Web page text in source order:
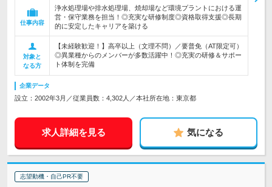
仕事内容
浄水処理場や排水処理場、焼却場など環境プラントにおける運
営・保守業務を担当！◎充実な研修制度◎資格取得支援◎長期
的に安定したキャリアを築ける
対象と
なる方
【未経験歓迎！】高卒以上（文理不問）／要普免（AT限定可）
◎異業種からのメンバーが多数活躍中！◎充実の研修＆サポー
ト体制を完備
企業データ
設立：2002年3月／従業員数：4,302人／本社所在地：東京都
求人詳細を見る 気になる
志望動機・自己PR不要